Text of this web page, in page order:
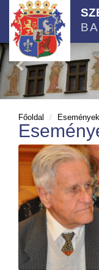
Főoldal Események